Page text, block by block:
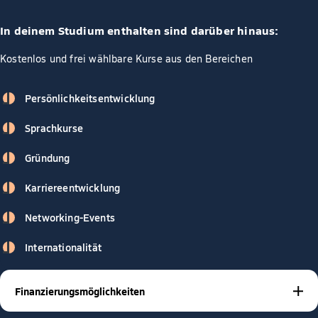
In deinem Studium enthalten sind darüber hinaus:
Kostenlos und frei wählbare Kurse aus den Bereichen
Persönlichkeitsentwicklung
Sprachkurse
Gründung
Karriereentwicklung
Networking-Events
Internationalität
Finanzierungsmöglichkeiten